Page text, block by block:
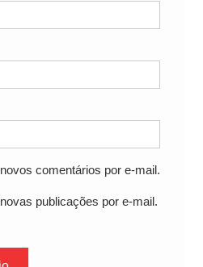
comentários por e-mail.
publicações por e-mail.